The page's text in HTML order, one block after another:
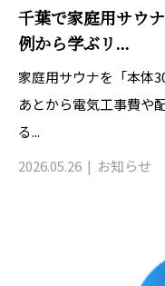
千葉で家庭用サウ
例から学ぶリ...
家庭用サウナを「本体
あとから電気工事費や
る...
2026.05.26
お知らせ